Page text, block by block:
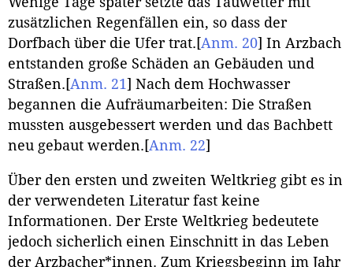
zusätzlichen Regenfällen ein, so dass der
Dorfbach über die Ufer trat. [Anm. 20] In Arzbach
entstanden große Schäden an Gebäuden und
Straßen. [Anm. 21] Nach dem Hochwasser
begannen die Aufräumarbeiten: Die Straßen
mussten ausgebessert werden und das Bachbett
neu gebaut werden. [Anm. 22]
Über den ersten und zweiten Weltkrieg gibt es in
der verwendeten Literatur fast keine
Informationen. Der Erste Weltkrieg bedeutete
jedoch sicherlich einen Einschnitt in das Leben
der Arzbacher*innen. Zum Kriegsbeginn im Jahr